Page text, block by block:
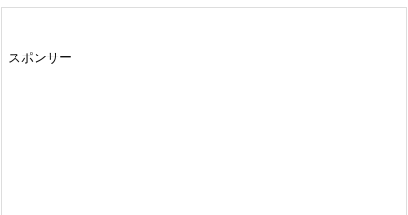
スポンサー